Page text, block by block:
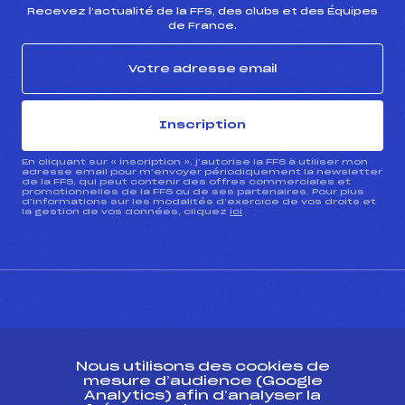
Recevez l’actualité de la FFS, des clubs et des Équipes
de France.
Inscription
En cliquant sur « inscription », j’autorise la FFS à utiliser mon
adresse email pour m’envoyer périodiquement la newsletter
de la FFS, qui peut contenir des offres commerciales et
promotionnelles de la FFS ou de ses partenaires. Pour plus
d’informations sur les modalités d’exercice de vos droits et
la gestion de vos données, cliquez ici
Nous utilisons des cookies de
mesure d’audience (Google
Analytics) afin d’analyser la